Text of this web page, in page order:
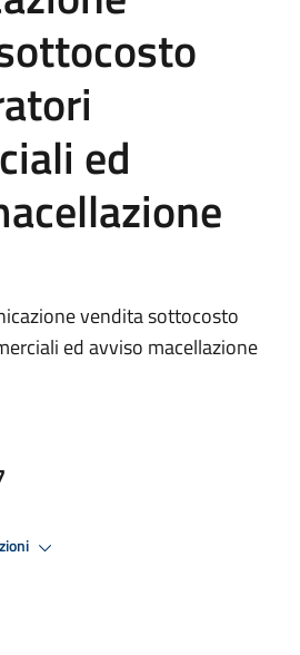
ed
vendita sottocosto
ed avviso macellazione